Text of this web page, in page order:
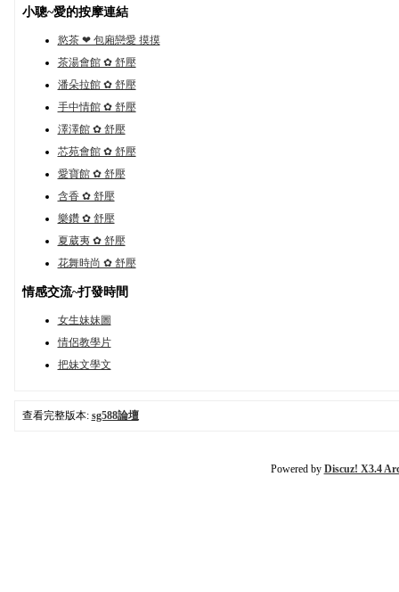
小聰~愛的按摩連結
慾茶 ❤ 包廂戀愛 摸摸
茶湯會館 ✿ 舒壓
潘朵拉館 ✿ 舒壓
手中情館 ✿ 舒壓
澤澤館 ✿ 舒壓
芯苑會館 ✿ 舒壓
愛寶館 ✿ 舒壓
含香 ✿ 舒壓
樂鑽 ✿ 舒壓
夏葳夷 ✿ 舒壓
花舞時尚 ✿ 舒壓
情感交流~打發時間
女生妹妹圖
情侶教學片
把妹文學文
查看完整版本: sg588論壇
Powered by Discuz! X3.4